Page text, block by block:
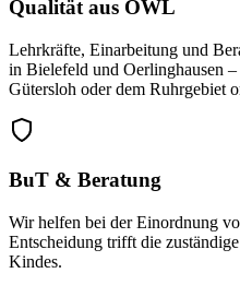
Qualität aus OWL
Lehrkräfte, Einarbeitung und
in Bielefeld und Oerlinghausen
Gütersloh oder dem Ruhrgebiet
BuT & Beratung
Wir helfen bei der Einordnung
Entscheidung trifft die
Kindes.